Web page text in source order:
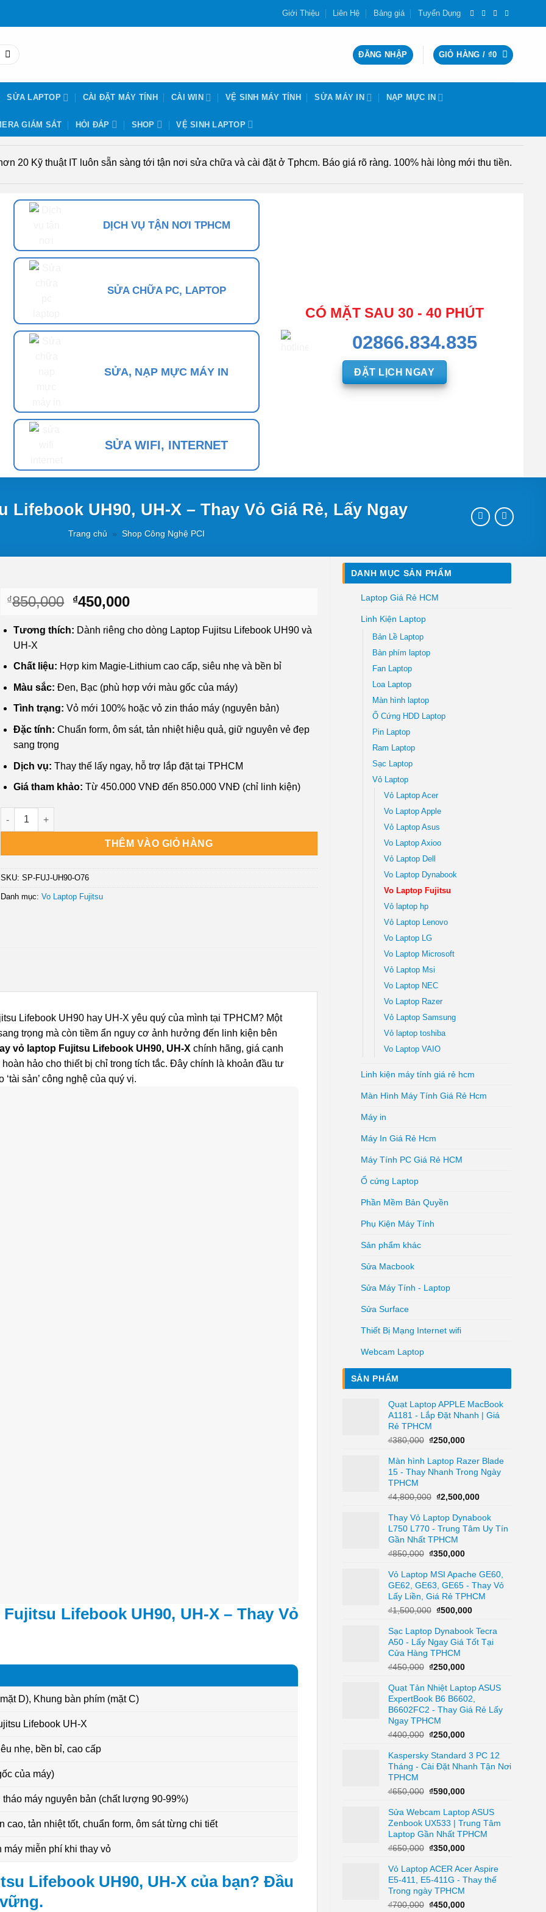
Giới Thiệu Liên Hệ Bảng giá Tuyển Dụng
ĐĂNG NHẬP GIỎ HÀNG / ₫0
SỬA LAPTOP CÀI ĐẶT MÁY TÍNH CÀI WIN VỆ SINH MÁY TÍNH SỬA MÁY IN NẠP MỰC IN
GIÁM SÁT HỎI ĐÁP SHOP VỆ SINH LAPTOP
20 Kỹ thuật IT luôn sẵn sàng tới tận nơi sửa chữa và cài đặt ở Tphcm. Báo giá rõ ràng. 100% hài lòng mới thu tiền.
DỊCH VỤ TẬN NƠI TPHCM
SỬA CHỮA PC, LAPTOP
SỬA, NẠP MỰC MÁY IN
SỬA WIFI, INTERNET
CÓ MẶT SAU 30 - 40 PHÚT
02866.834.835
ĐẶT LỊCH NGAY
Lifebook UH90, UH-X – Thay Vỏ Giá Rẻ, Lấy Ngay
Trang chủ » Shop Công Nghệ PCI
DANH MỤC SẢN PHẨM
Laptop Giá Rẻ HCM
Linh Kiện Laptop
Bản Lề Laptop
Bàn phím laptop
Fan Laptop
Loa Laptop
Màn hình laptop
Ổ Cứng HDD Laptop
Pin Laptop
Ram Laptop
Sạc Laptop
Vỏ Laptop
Vỏ Laptop Acer
Vo Laptop Apple
Vỏ Laptop Asus
Vo Laptop Axioo
Vỏ Laptop Dell
Vo Laptop Dynabook
Vo Laptop Fujitsu
Vỏ laptop hp
Vỏ Laptop Lenovo
Vo Laptop LG
Vo Laptop Microsoft
Vỏ Laptop Msi
Vo Laptop NEC
Vo Laptop Razer
Vỏ Laptop Samsung
Vỏ laptop toshiba
Vo Laptop VAIO
Linh kiện máy tính giá rẻ hcm
Màn Hình Máy Tính Giá Rẻ Hcm
Máy in
Máy In Giá Rẻ Hcm
Máy Tính PC Giá Rẻ HCM
Ổ cứng Laptop
Phần Mềm Bản Quyền
Phụ Kiện Máy Tính
Sản phẩm khác
Sửa Macbook
Sửa Máy Tính - Laptop
Sửa Surface
Thiết Bị Mạng Internet wifi
Webcam Laptop
SẢN PHẨM
Quạt Laptop APPLE MacBook
A1181 - Lắp Đặt Nhanh | Giá
Rẻ TPHCM
₫380,000 Giá
là:
₫380,000.
₫250,000Giá
tại
là:
Màn hình Laptop Razer Blade
15 - Thay Nhanh Trong Ngày
TPHCM
₫4,800,000 Giá
là:
₫4,800,000.
₫2,500,000Giá
tại
là:
Thay Vỏ Laptop Dynabook
L750 L770 - Trung Tâm Uy Tín
Gần Nhất TPHCM
₫850,000 Giá
là:
₫850,000.
₫350,000Giá
tại
là:
₫350,000.
Vỏ Laptop MSI Apache GE60,
GE62, GE63, GE65 - Thay Vỏ
Lấy Liền, Giá Rẻ TPHCM
₫1,500,000 Giá
là:
₫1,500,000.
₫500,000Giá
tại
là:
Sạc Laptop Dynabook Tecra
A50 - Lấy Ngay Giá Tốt Tại
Cửa Hàng TPHCM
₫450,000 Giá
là:
₫450,000.
₫250,000Giá
tại
là:
₫250,000.
Quạt Tản Nhiệt Laptop ASUS
ExpertBook B6 B6602,
B6602FC2 - Thay Giá Rẻ Lấy
Ngay TPHCM
₫400,000 Giá
là:
₫400,000.
₫250,000Giá
tại
là:
Kaspersky Standard 3 PC 12
Tháng - Cài Đặt Nhanh Tận Nơi
TPHCM
₫650,000 Giá
là:
₫650,000.
₫590,000Giá
tại
là:
₫590,000.
Sửa Webcam Laptop ASUS
Zenbook UX533 | Trung Tâm
Laptop Gần Nhất TPHCM
₫650,000 Giá
là:
₫650,000.
₫350,000Giá
tại
là:
Vỏ Laptop ACER Acer Aspire
E5-411, E5-411G - Thay thế
Trong ngày TPHCM
₫700,000 Giá
₫450,000Giá
₫850,000 Giá
là:
₫450,000Giá
tại
₫450,000.
Tương thích: Dành riêng cho dòng Laptop Fujitsu Lifebook UH90 và
UH-X
Chất liệu: Hợp kim Magie-Lithium cao cấp, siêu nhẹ và bền bỉ
Màu sắc: Đen, Bạc (phù hợp với màu gốc của máy)
Tình trạng: Vỏ mới 100% hoặc vỏ zin tháo máy (nguyên bản)
Đặc tính: Chuẩn form, ôm sát, tản nhiệt hiệu quả, giữ nguyên vẻ đẹp
sang trọng
Dịch vụ: Thay thế lấy ngay, hỗ trợ lắp đặt tại TPHCM
Giá tham khảo: Từ 450.000 VNĐ đến 850.000 VNĐ (chỉ linh kiện)
Vỏ Laptop Fujitsu Lifebook UH90, UH-X - Thay Vỏ Giá Rẻ, Lấy Ngay số lượng
THÊM VÀO GIỎ HÀNG
SKU:SP-FUJ-UH90-O76
Danh mục:Vo Laptop Fujitsu
Lifebook UH90 hay UH-X yêu quý của mình tại TPHCM? Một
trọng mà còn tiềm ẩn nguy cơ ảnh hưởng đến linh kiện bên
vỏ laptop Fujitsu Lifebook UH90, UH-X chính hãng, giá cạnh
hảo cho thiết bị chỉ trong tích tắc. Đây chính là khoản đầu tư
sản’ công nghệ của quý vị.
Lifebook UH90, UH-X – Thay Vỏ
D), Khung bàn phím (mặt C)
Lifebook UH-X
nhẹ, bền bỉ, cao cấp
của máy)
máy nguyên bản (chất lượng 90-99%)
cao, tản nhiệt tốt, chuẩn form, ôm sát từng chi tiết
máy miễn phí khi thay vỏ
Lifebook UH90, UH-X của bạn? Đầu